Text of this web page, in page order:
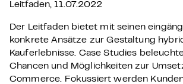
Leitfaden, 11.07.2022
Der Leitfaden bietet mit seinen
konkrete Ansätze zur Gestaltung
Kauferlebnisse. Case Studies
Chancen und Möglichkeiten zur
Commerce. Fokussiert werden